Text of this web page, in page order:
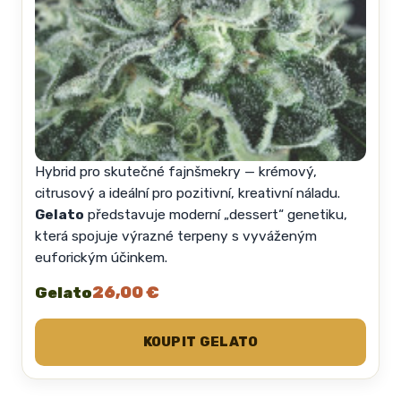
Hybrid pro skutečné fajnšmekry — krémový,
citrusový a ideální pro pozitivní, kreativní náladu.
Gelato představuje moderní „dessert“ genetiku,
která spojuje výrazné terpeny s vyváženým
euforickým účinkem.
Gelato26,00 €
KOUPIT GELATO